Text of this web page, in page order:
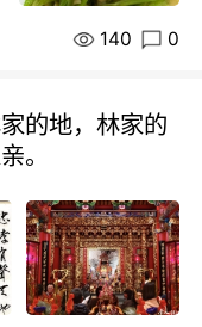
140 0
的地，林家的
。